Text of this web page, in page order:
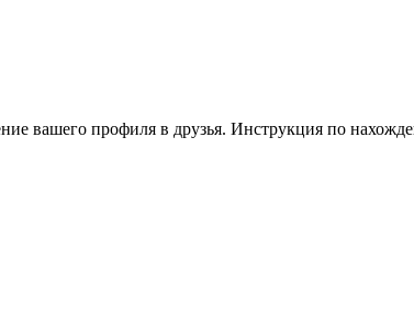
вашего профиля в друзья. Инструкция по